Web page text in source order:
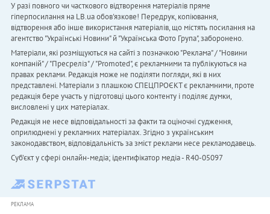
У разі повного чи часткового відтворення матеріалів пряме
гіперпосилання на LB.ua обов'язкове! Передрук, копіювання,
відтворення або інше використання матеріалів, що містять посилання на
агентство "Українськi Новини" й "Українська Фото Група", заборонено.
Матеріали, які розміщуються на сайті з позначкою "Реклама" / "Новини
компаній" / "Пресреліз" / "Promoted", є рекламними та публікуються на
правах реклами. Редакція може не поділяти погляди, які в них
представлені. Матеріали з плашкою СПЕЦПРОЄКТ є рекламними, проте
редакція бере участь у підготовці цього контенту і поділяє думки,
висловлені у цих матеріалах.
Редакція не несе відповідальності за факти та оціночні судження,
оприлюднені у рекламних матеріалах. Згідно з українським
законодавством, відповідальність за зміст реклами несе рекламодавець.
Cуб'єкт у сфері онлайн-медіа; ідентифікатор медіа - R40-05097
РЕКЛАМА